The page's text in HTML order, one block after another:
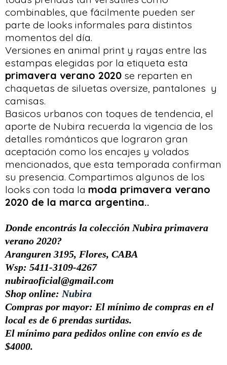
combinables, que fácilmente pueden ser
parte de looks informales para distintos
momentos del día.
Versiones en animal print y rayas entre las
estampas elegidas por la etiqueta esta
primavera verano 2020 se reparten en
chaquetas de siluetas oversize, pantalones y
camisas.
Basicos urbanos con toques de tendencia, el
aporte de Nubira recuerda la vigencia de los
detalles románticos que lograron gran
aceptación como los encajes y volados
mencionados, que esta temporada confirman
su presencia. Compartimos algunos de los
looks con toda la moda primavera verano
2020 de la marca argentina..
Donde encontrás la colección Nubira primavera
verano 2020?
Aranguren 3195, Flores, CABA
Wsp: 5411-3109-4267
nubiraoficial@gmail.com
Shop online: Nubira
Compras por mayor: El mínimo de compras en el
local es de 6 prendas surtidas.
El mínimo para pedidos online con envío es de
$4000.